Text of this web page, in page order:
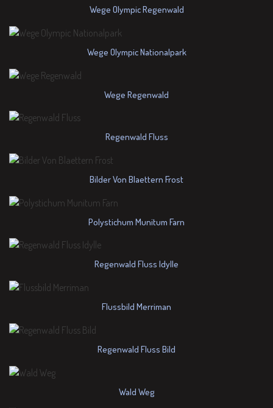
Wege Olympic Regenwald
Wege Olympic Nationalpark
Wege Regenwald
Regenwald Fluss
Bilder Von Blaettern Frost
Polystichum Munitum Farn
Regenwald Fluss Idylle
Flussbild Merriman
Regenwald Fluss Bild
Wald Weg